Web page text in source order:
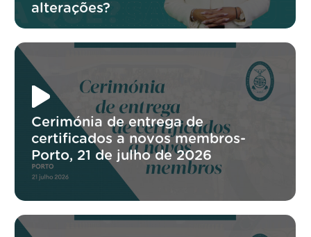
alterações?
Cerimónia de entrega de
certificados a novos membros-
Porto, 21 de julho de 2026